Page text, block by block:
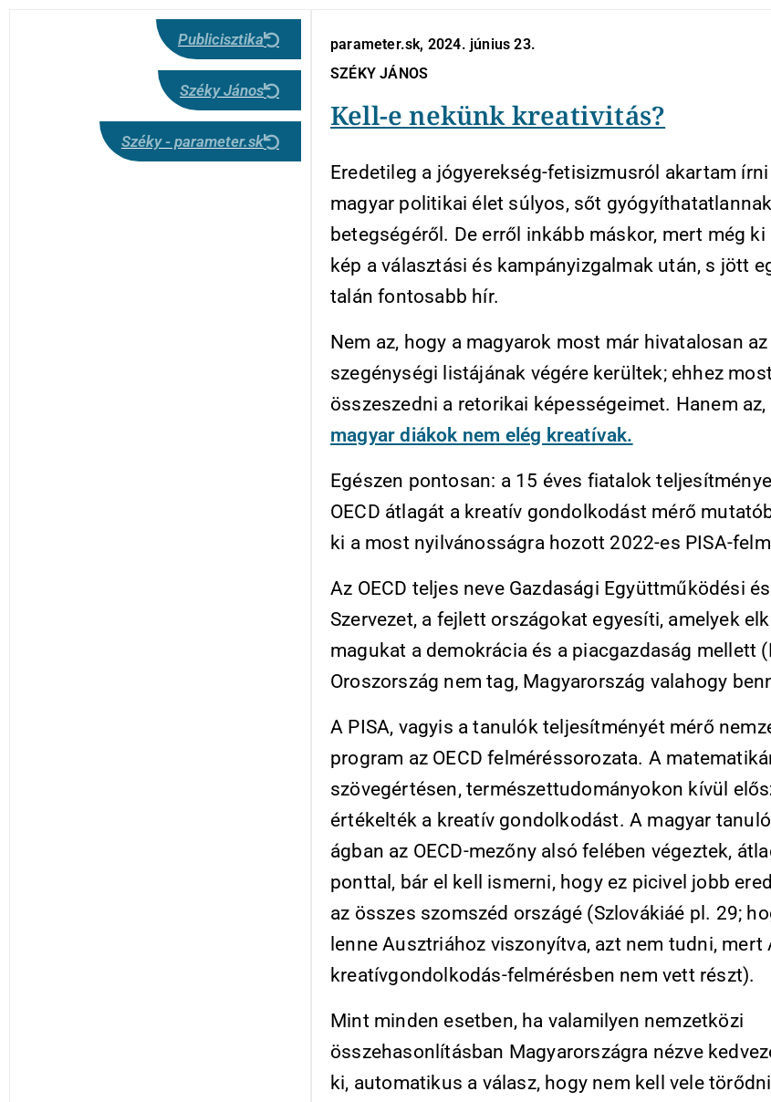
Publicisztika
Széky János
Széky - parameter.sk
parameter.sk, 2024. június 23.
SZÉKY JÁNOS
Kell-e nekünk kreativitás?
Eredetileg a jógyerekség-fetisizmusról akartam
magyar politikai élet súlyos, sőt
betegségéről. De erről inkább máskor, mert még
kép a választási és kampányizgalmak után, s jött
talán fontosabb hír.
Nem az, hogy a magyarok most már hivatalosan az
szegénységi listájának végére kerültek; ehhez
összeszedni a retorikai képességeimet. Hanem az,
magyar diákok nem elég kreatívak.
Egészen pontosan: a 15 éves fiatalok
OECD átlagát a kreatív gondolkodást mérő
ki a most nyilvánosságra hozott 2022-es PISA-
Az OECD teljes neve Gazdasági Együttműködési
Szervezet, a fejlett országokat egyesíti, amelyek
magukat a demokrácia és a piacgazdaság mellett
Oroszország nem tag, Magyarország valahogy
A PISA, vagyis a tanulók teljesítményét mérő
program az OECD felméréssorozata. A
szövegértésen, természettudományokon kívül
értékelték a kreatív gondolkodást. A magyar
ágban az OECD-mezőny alsó felében végeztek,
ponttal, bár el kell ismerni, hogy ez picivel jobb
az összes szomszéd országé (Szlovákiáé pl. 29;
lenne Ausztriához viszonyítva, azt nem tudni, mert
kreatívgondolkodás-felmérésben nem vett részt).
Mint minden esetben, ha valamilyen nemzetközi
összehasonlításban Magyarországra nézve
ki, automatikus a válasz, hogy nem kell vele